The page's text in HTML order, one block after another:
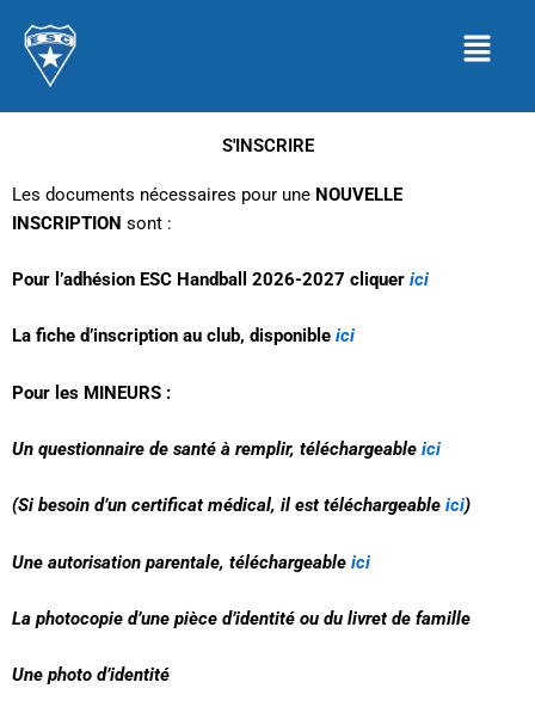
contenu
Menu
S'INSCRIRE
Les documents nécessaires pour une NOUVELLE
INSCRIPTION sont :
Pour l’adhésion ESC Handball 2026-2027 cliquer ici
La fiche d’inscription au club, disponible ici
Pour les MINEURS :
Un questionnaire de santé à remplir, téléchargeable ici
(Si besoin d’un certificat médical, il est téléchargeable ici)
Une autorisation parentale, téléchargeable ici
La photocopie d’une pièce d’identité ou du livret de famille
Une photo d’identité